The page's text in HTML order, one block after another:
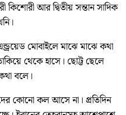
আর দ্বিতীয় সন্তান সাদিক
মোবাইলে মাঝে মাঝে কথা
থেকে হাসে। ছোট্ট ছেলে
বলে।
কোনো কল আসে না। প্রতিদিন